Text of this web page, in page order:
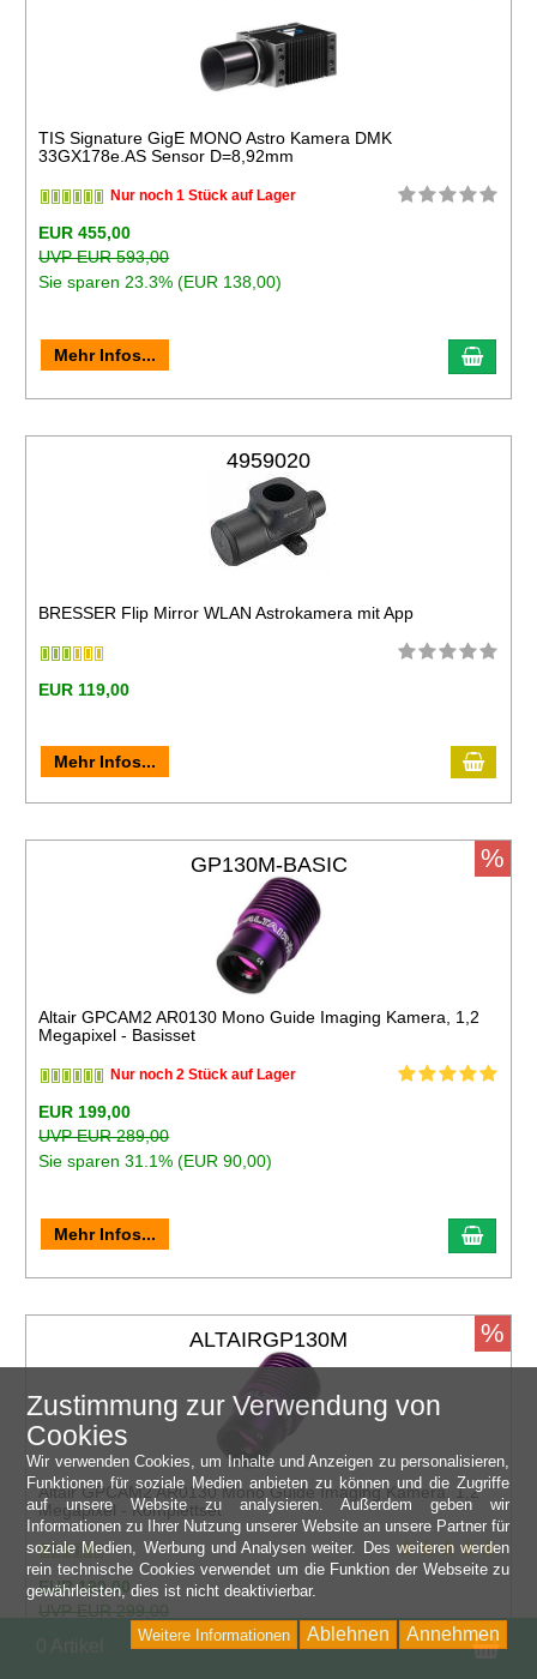
TIS Signature GigE MONO Astro Kamera DMK
33GX178e.AS Sensor D=8,92mm
Nur noch 1 Stück auf Lager
EUR 455,00
UVP EUR 593,00
Sie sparen 23.3% (EUR 138,00)
Mehr Infos...
4959020
BRESSER Flip Mirror WLAN Astrokamera mit App
EUR 119,00
Mehr Infos...
GP130M-BASIC
Altair GPCAM2 AR0130 Mono Guide Imaging Kamera, 1,2
Megapixel - Basisset
Nur noch 2 Stück auf Lager
EUR 199,00
UVP EUR 289,00
Sie sparen 31.1% (EUR 90,00)
Mehr Infos...
%
ALTAIRGP130M
Altair GPCAM2 AR0130 Mono Guide Imaging Kamera, 1,2
Megapixel - Komplettset
EUR 199,00
UVP EUR 299,00
Sie sparen 33.4% (EUR 100,00)
%
Zustimmung zur Verwendung von
Cookies
Wir verwenden Cookies, um Inhalte und Anzeigen zu personalisieren,
Funktionen für soziale Medien anbieten zu können und die Zugriffe
auf unsere Website zu analysieren. Außerdem geben wir
Informationen zu Ihrer Nutzung unserer Website an unsere Partner für
soziale Medien, Werbung und Analysen weiter. Des weiteren werden
rein technische Cookies verwendet um die Funktion der Webseite zu
gewährleisten, dies ist nicht deaktivierbar.
Annehmen
Ablehnen
Weitere Informationen